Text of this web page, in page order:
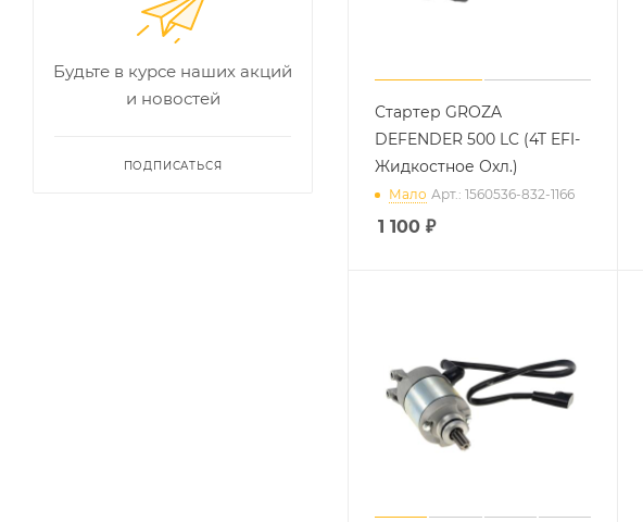
Стартер GROZA
DEFENDER 500 LC (4T EFI-
Жидкостное Охл.)
Мало Арт.: 1560536-832-1166
1 100 ₽
Будьте в курсе наших акций
и новостей
ПОДПИСАТЬСЯ